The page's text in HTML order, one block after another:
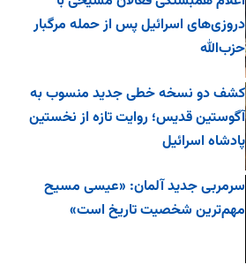
دروزی‌های اسرائیل پس از حمله مرگبار
حزب‌الله
کشف دو نسخه خطی جدید منسوب به
آگوستین قدیس؛ روایت تازه از نخستین
پادشاه اسرائیل
سرمربی جدید آلمان: «عیسی مسیح
مهم‌ترین شخصیت تاریخ است»